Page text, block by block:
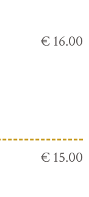
€ 16.00
€ 15.00